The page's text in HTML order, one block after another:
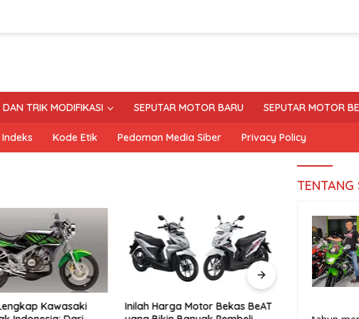
DAN TRIK MODIFIKASI SEPUTAR MOTOR BARU SEPUTAR MOTOR
Indeks Kode Etik Pedoman Media Siber Privacy Policy
Kawasaki
Inilah Harga Motor Bekas BeAT
Tanda-
TENTANG